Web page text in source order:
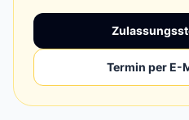
Termin per E-